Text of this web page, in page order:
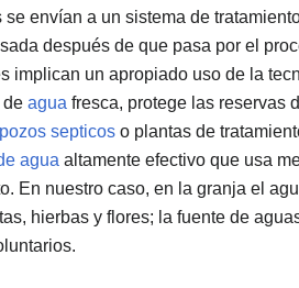
envían a un sistema de
después de que pasa por el
implican un apropiado uso de la
de agua fresca, protege las reservas
pozos septicos o plantas de
agua altamente efectivo que usa
En nuestro caso, en la granja el
hierbas y flores; la fuente de